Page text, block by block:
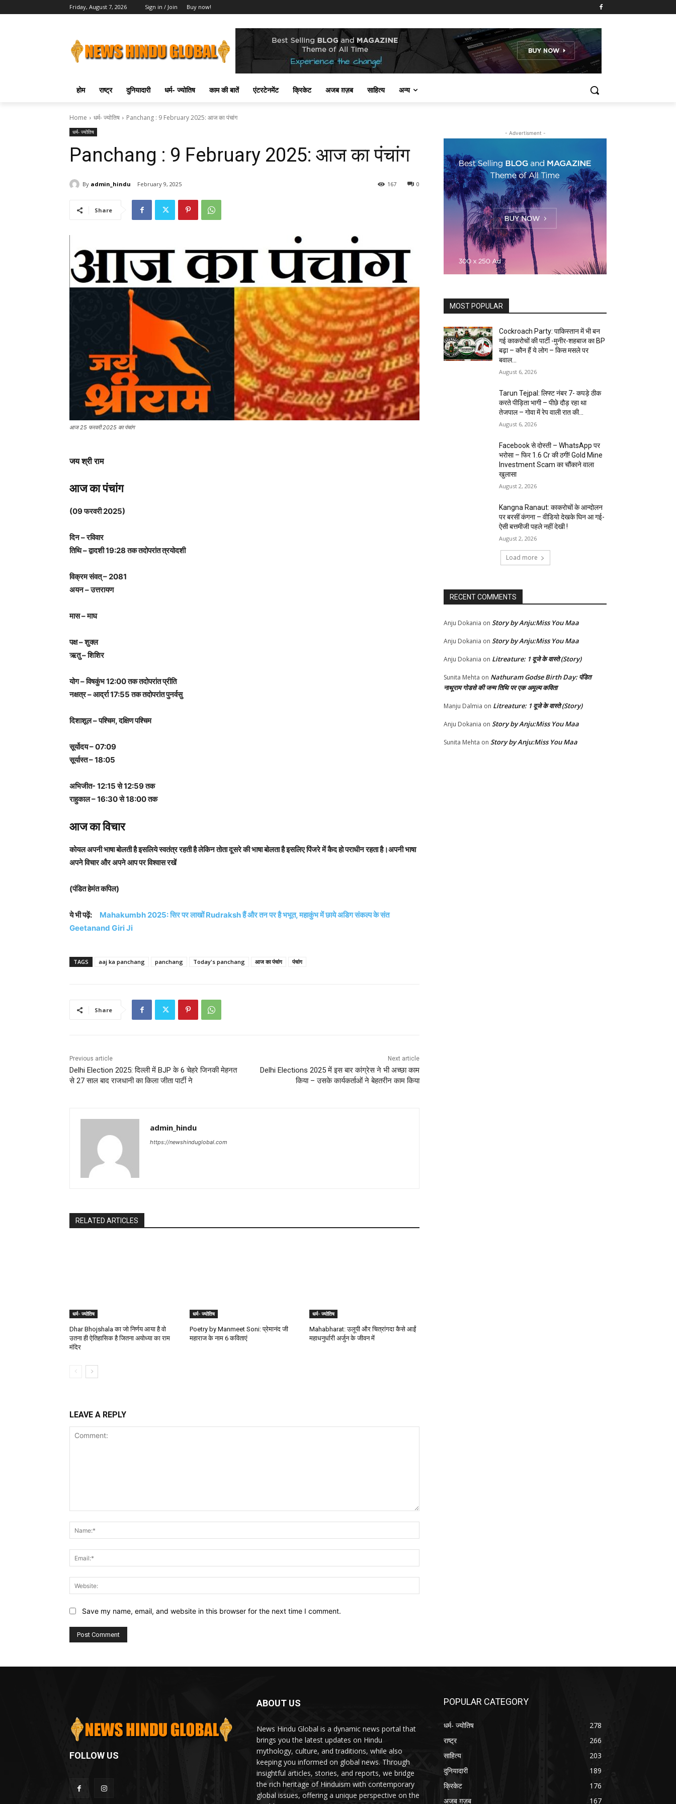
Friday, August 7, 2026 Sign in / Join Buy now!
होम राष्ट्र दुनियादारी धर्म- ज्योतिष काम की बातें एंटरटेनमेंट क्रिकेट अजब ग़ज़ब साहित्य अन्य
Home धर्म- ज्योतिष Panchang : 9 February 2025: आज का पंचांग
धर्म- ज्योतिष
Panchang : 9 February 2025: आज का पंचांग
By admin_hindu February 9, 2025 0
167
Share
आज 25 फरवरी 2025 का पंचांग
जय श्री राम
आज का पंचांग
(09 फरवरी 2025)
दिन – रविवार
तिथि – द्वादशी 19:28 तक तदोपरांत त्रयोदशी
विक्रम संवत् – 2081
अयन – उत्तरायण
मास – माघ
पक्ष – शुक्ल
ऋतु – शिशिर
योग – विषकुंभ 12:00 तक तदोपरांत प्रीति
नक्षत्र – आर्द्रा 17:55 तक तदोपरांत पुनर्वसु
दिशाशूल – पश्चिम, दक्षिण पश्चिम
सूर्योदय – 07:09
सूर्यास्त – 18:05
अभिजीत- 12:15 से 12:59 तक
राहुकाल – 16:30 से 18:00 तक
आज का विचार
कोयल अपनी भाषा बोलती है इसलिये स्वतंत्र रहती है लेकिन तोता दूसरे की भाषा बोलता है इसलिए पिंजरे में कैद हो पराधीन रहता है।अपनी भाषा
अपने विचार और अपने आप पर विश्वास रखें
(पंडित हेमंत कपिल)
ये भी पढ़ें: Mahakumbh 2025: सिर पर लाखों Rudraksh हैं और तन पर है भभूत, महाकुंभ में छाये अडिग संकल्प के संत
Geetanand Giri Ji
TAGS aaj ka panchang panchang Today's panchang आज का पंचांग पंचांग
Share
Previous article
Delhi Election 2025: दिल्ली में BJP के 6 चेहरे जिनकी मेहनत
से 27 साल बाद राजधानी का किला जीता पार्टी ने
Next article
Delhi Elections 2025 में इस बार कांग्रेस ने भी अच्छा काम
किया – उसके कार्यकर्ताओं ने बेहतरीन काम किया
admin_hindu
https://newshinduglobal.com
RELATED ARTICLES
धर्म- ज्योतिष
Dhar Bhojshala का जो निर्णय आया है वो
उतना ही ऐतिहासिक है जितना अयोध्या का राम
मंदिर
धर्म- ज्योतिष
Poetry by Manmeet Soni: प्रेमानंद जी
महाराज के नाम 6 कविताएं
धर्म- ज्योतिष
Mahabharat: उलूपी और चित्रांगदा कैसे आईं
महाधनुर्धारी अर्जुन के जीवन में
LEAVE A REPLY
Save my name, email, and website in this browser for the next time I comment.
- Advertisment -
MOST POPULAR
Cockroach Party: पाकिस्तान में भी बन
गई काकरोचों की पार्टी -मुनीर-शहबाज का BP
बढ़ा – कौन हैं ये लोग – किस मसले पर
बवाल...
August 6, 2026
Tarun Tejpal: लिफ्ट नंबर 7- कपड़े ठीक
करते पीड़िता भागी – पीछे दौड़ रहा था
तेजपाल – गोवा में रेप वाली रात की...
August 6, 2026
Facebook से दोस्ती – WhatsApp पर
भरोसा – फिर 1.6 Cr की ठगी! Gold Mine
Investment Scam का चौंकाने वाला
खुलासा
August 2, 2026
Kangna Ranaut: काकरोचों के आन्दोलन
पर बरसीं कंगना – वीडियो देखके घिन आ गई-
ऐसी बत्तमीजी पहले नहीं देखी !
August 2, 2026
Load more
RECENT COMMENTS
Anju Dokania on Story by Anju:Miss You Maa
Anju Dokania on Story by Anju:Miss You Maa
Anju Dokania on Litreature: 1 दूजे के वास्ते (Story)
Sunita Mehta on Nathuram Godse Birth Day: पंडित
नाथूराम गोडसे की जन्म तिथि पर एक अमूल्य कविता
Manju Dalmia on Litreature: 1 दूजे के वास्ते (Story)
Anju Dokania on Story by Anju:Miss You Maa
Sunita Mehta on Story by Anju:Miss You Maa
FOLLOW US
ABOUT US
News Hindu Global is a dynamic news portal that
brings you the latest updates on Hindu
mythology, culture, and traditions, while also
keeping you informed on global news. Through
insightful articles, stories, and reports, we bridge
the rich heritage of Hinduism with contemporary
global issues, offering a unique perspective on the
POPULAR CATEGORY
धर्म- ज्योतिष
278
राष्ट्र
266
साहित्य
203
दुनियादारी
189
क्रिकेट
176
अजब ग़ज़ब
167